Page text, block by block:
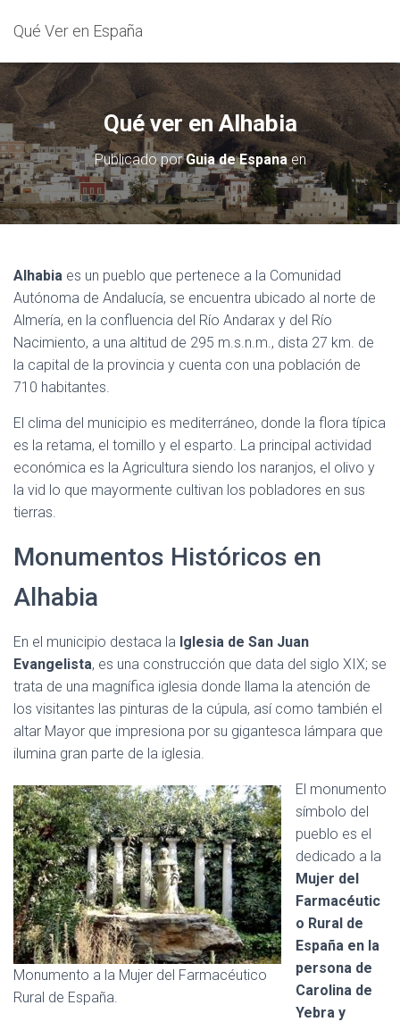
Qué Ver en España
Qué ver en Alhabia
Publicado porGuia de Espanaen
Alhabia es un pueblo que pertenece a la Comunidad
Autónoma de Andalucía, se encuentra ubicado al norte de
Almería, en la confluencia del Río Andarax y del Río
Nacimiento, a una altitud de 295 m.s.n.m., dista 27 km. de
la capital de la provincia y cuenta con una población de
710 habitantes.
El clima del municipio es mediterráneo, donde la flora típica
es la retama, el tomillo y el esparto. La principal actividad
económica es la Agricultura siendo los naranjos, el olivo y
la vid lo que mayormente cultivan los pobladores en sus
tierras.
Monumentos Históricos en
Alhabia
En el municipio destaca la Iglesia de San Juan
Evangelista, es una construcción que data del siglo XIX; se
trata de una magnífica iglesia donde llama la atención de
los visitantes las pinturas de la cúpula, así como también el
altar Mayor que impresiona por su gigantesca lámpara que
ilumina gran parte de la iglesia.
Monumento a la Mujer del Farmacéutico
Rural de España.
El monumento
símbolo del
pueblo es el
dedicado a la
Mujer del
Farmacéutic
o Rural de
España en la
persona de
Carolina de
Yebra y